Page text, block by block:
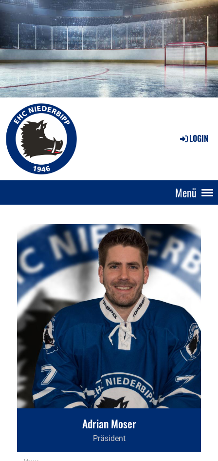
LOGIN
Menü
Adrian Moser
Präsident